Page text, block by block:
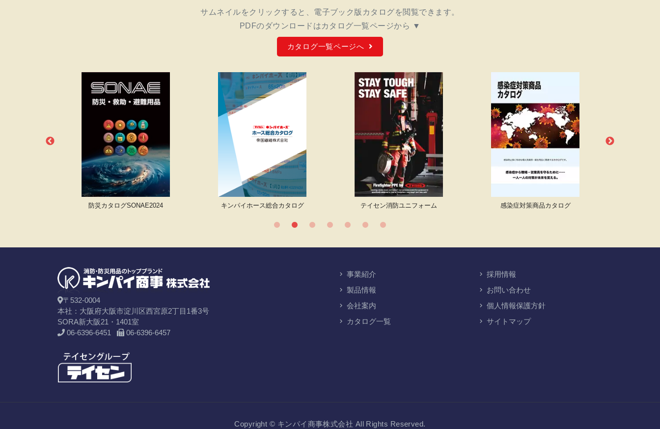
サムネイルをクリックすると、 電子ブック版カタログを閲覧できます。
PDFのダウンロードはカタログ一覧ページから ▼
カタログ一覧ページへ
防災カタログSONAE2024 キンパイホース総合カタログ テイセン消防ユニフォーム 感染症対策商品カタログ
〒532-0004
本社：大阪府大阪市淀川区西宮原2丁目1番3号
SORA新大阪21・1401室
06-6396-6451
06-6396-6457
事業紹介
製品情報
会社案内
カタログ一覧
採用情報
お問い合わせ
個人情報保護方針
サイトマップ
Copyright © キンパイ商事株式会社 All Rights Reserved.